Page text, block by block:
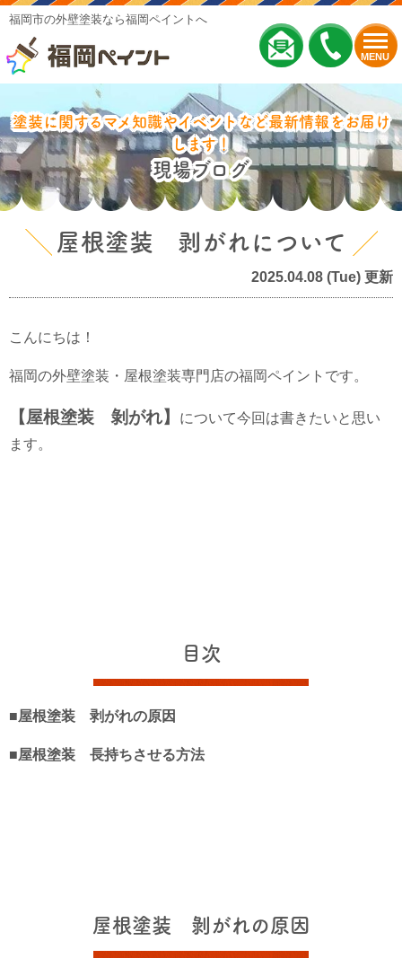
MENU
福岡市の外壁塗装なら福岡ペイントへ
塗装に関するマメ知識やイベントなど最新情報をお届け
します！
現場ブログ
屋根塗装 剥がれについて
2025.04.08 (Tue) 更新
こんにちは！
福岡の外壁塗装・屋根塗装専門店の福岡ペイントです。
【屋根塗装 剝がれ】
について今回は書きたいと思い
ます。
目次
■屋根塗装 剥がれの原因
■屋根塗装 長持ちさせる方法
屋根塗装 剝がれの原因